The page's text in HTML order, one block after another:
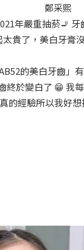
鄭采熙
年嚴重抽菸🚬
太貴了，美白牙膏
的美白牙齒」
終於變白了 😁 我
的經驗所以我好